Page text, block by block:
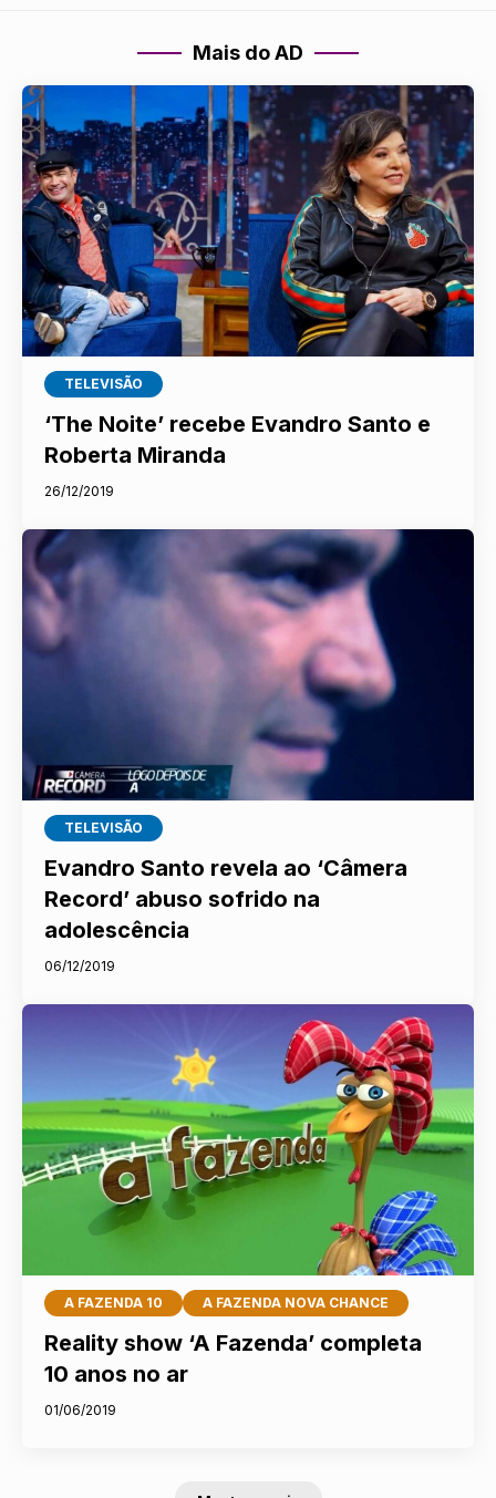
Mais do AD
TELEVISÃO
‘The Noite’ recebe Evandro Santo e
Roberta Miranda
26/12/2019
TELEVISÃO
Evandro Santo revela ao ‘Câmera
Record’ abuso sofrido na
adolescência
06/12/2019
A FAZENDA 10 A FAZENDA NOVA CHANCE
Reality show ‘A Fazenda’ completa
10 anos no ar
01/06/2019